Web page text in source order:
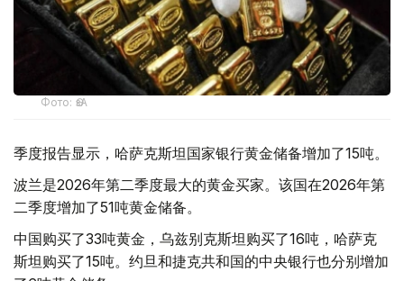
Фото: ӨзА
季度报告显示，哈萨克斯坦国家银行黄金储备增加了15吨。
波兰是2026年第二季度最大的黄金买家。该国在2026年第
二季度增加了51吨黄金储备。
中国购买了33吨黄金，乌兹别克斯坦购买了16吨，哈萨克
斯坦购买了15吨。约旦和捷克共和国的中央银行也分别增加